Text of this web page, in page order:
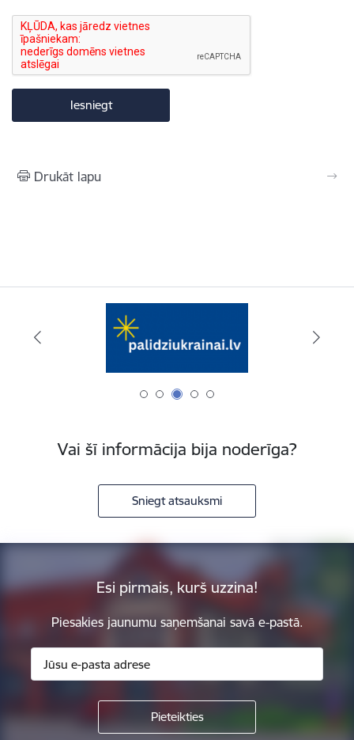
Drukāt lapu
Vai šī informācija bija noderīga?
Sniegt atsauksmi
Esi pirmais, kurš uzzina!
Piesakies jaunumu saņemšanai savā e-pastā.